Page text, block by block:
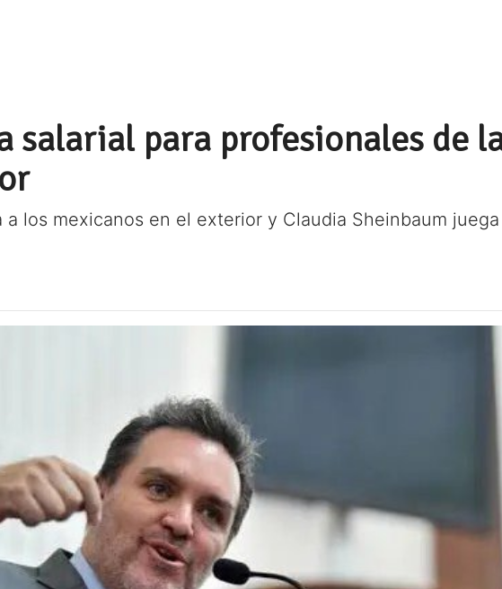
salarial para profesionales de
los mexicanos en el exterior y Claudia Sheinbaum